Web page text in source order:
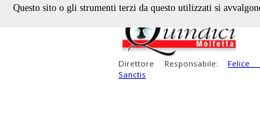
Direttore Responsabile: Felice
Sanctis
Questo sito o gli strumenti terzi da questo utilizzati si